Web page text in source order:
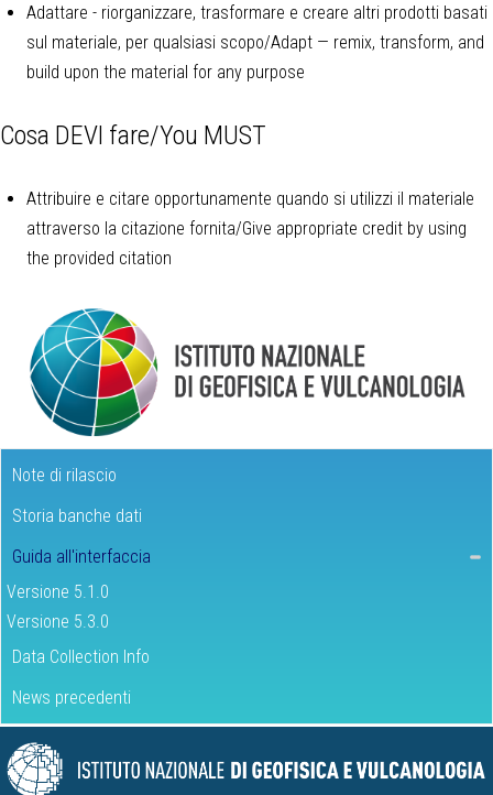
Adattare - riorganizzare, trasformare e creare altri prodotti basati
sul materiale, per qualsiasi scopo/Adapt — remix, transform, and
build upon the material for any purpose
Cosa DEVI fare/You MUST
Attribuire e citare opportunamente quando si utilizzi il materiale
attraverso la citazione fornita/Give appropriate credit by using
the provided citation
Note di rilascio
Storia banche dati
Guida all'interfaccia
Versione 5.1.0
Versione 5.3.0
Data Collection Info
News precedenti